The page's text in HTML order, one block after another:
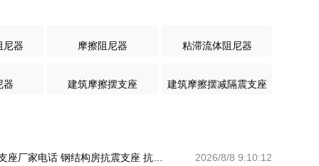
尼器 摩擦阻尼器 粘滞流体阻尼器
器 建筑摩擦摆支座 建筑摩擦摆减隔震支座
2026/8/8 9:10:12